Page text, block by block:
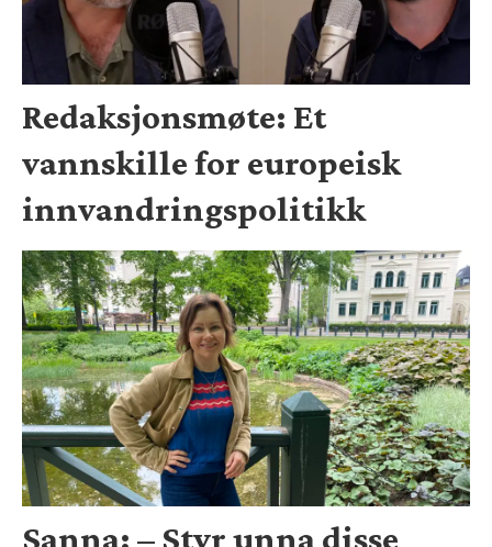
Redaksjonsmøte: Et
vannskille for europeisk
innvandringspolitikk
Sanna: – Styr unna disse